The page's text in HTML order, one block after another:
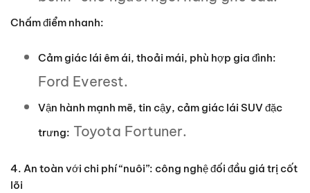
Chấm điểm nhanh:
Cảm giác lái êm ái, thoải mái, phù hợp gia đình:
Ford Everest.
Vận hành mạnh mẽ, tin cậy, cảm giác lái SUV đặc
trưng: Toyota Fortuner.
4. An toàn với chi phí “nuôi”: công nghệ đối đầu giá trị cốt
lõi